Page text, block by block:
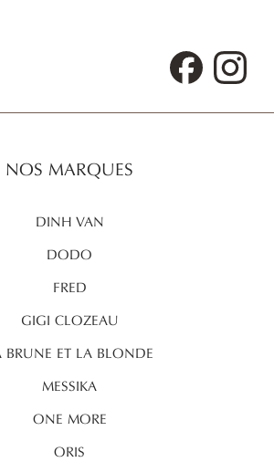
Facebook
NOS MARQUES
DINH VAN
DODO
FRED
GIGI CLOZEAU
BRUNE ET LA BLONDE
MESSIKA
ONE MORE
ORIS